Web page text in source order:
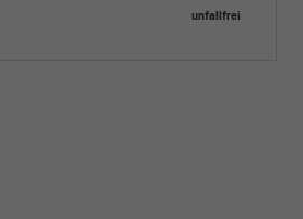
unfallfrei